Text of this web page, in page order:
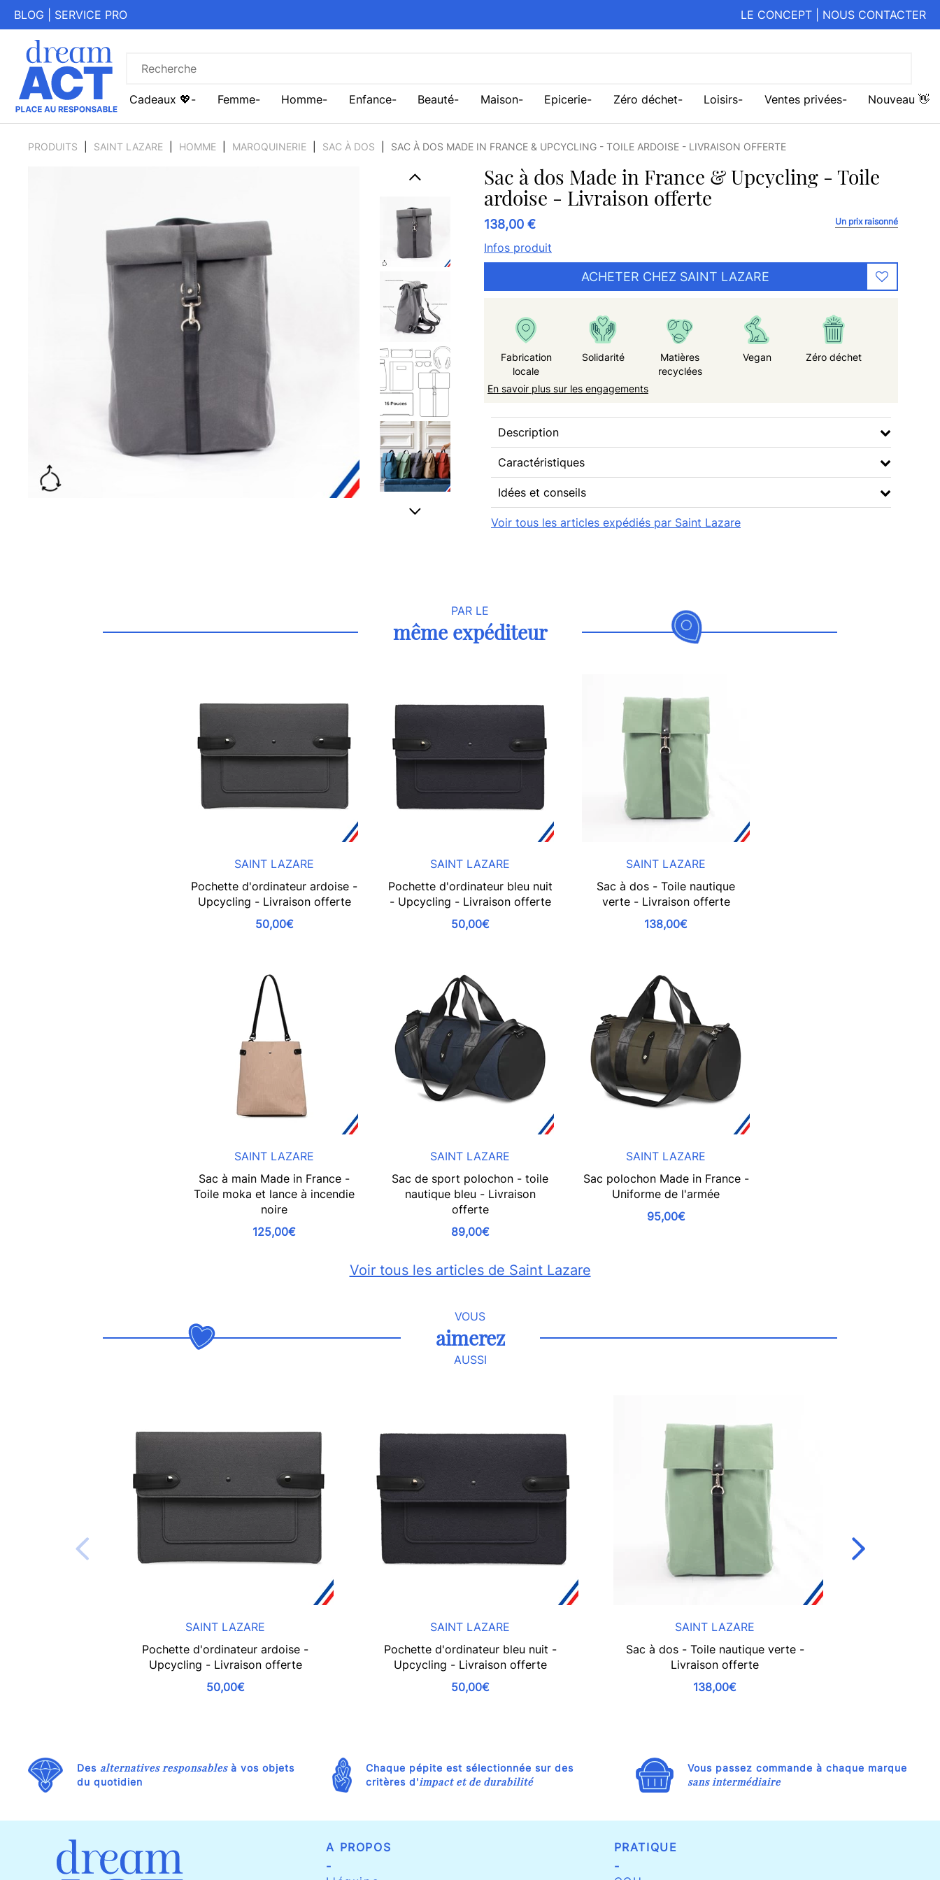
BLOG SERVICE PRO LE CONCEPT NOUS CONTACTER
Cadeaux 💖 Femme Homme Enfance Beauté Maison Epicerie Zéro déchet Loisirs Ventes privées Nouveau 👋
PRODUITS SAINT LAZARE HOMME MAROQUINERIE SAC À DOS SAC À DOS MADE IN FRANCE & UPCYCLING - TOILE ARDOISE - LIVRAISON OFFERTE
Sac à dos Made in France & Upcycling - Toile
ardoise - Livraison offerte
138,00 € Un prix raisonné
Infos produit
ACHETER CHEZ SAINT LAZARE
Fabrication
locale
Solidarité
Matières
recyclées
Vegan Zéro déchet
En savoir plus sur les engagements
Description
Caractéristiques
Idées et conseils
Voir tous les articles expédiés par Saint Lazare
PAR LE
même expéditeur
SAINT LAZARE
Pochette d'ordinateur ardoise -
Upcycling - Livraison offerte
50,00€
SAINT LAZARE
Pochette d'ordinateur bleu nuit
- Upcycling - Livraison offerte
50,00€
SAINT LAZARE
Sac à dos - Toile nautique
verte - Livraison offerte
138,00€
SAINT LAZARE
Sac à main Made in France -
Toile moka et lance à incendie
noire
125,00€
SAINT LAZARE
Sac de sport polochon - toile
nautique bleu - Livraison
offerte
89,00€
SAINT LAZARE
Sac polochon Made in France -
Uniforme de l'armée
95,00€
Voir tous les articles de Saint Lazare
VOUS
aimerez
AUSSI
SAINT LAZARE
Pochette d'ordinateur ardoise -
Upcycling - Livraison offerte
50,00€
SAINT LAZARE
Pochette d'ordinateur bleu nuit -
Upcycling - Livraison offerte
50,00€
SAINT LAZARE
Sac à dos - Toile nautique verte -
Livraison offerte
138,00€
Des alternatives responsablesà vos objets
du quotidien
Chaque pépite est sélectionnée sur des
critères d'impact et de durabilité
Vous passez commande à chaque marque
sans intermédiaire
A PROPOS
-
PRATIQUE
-